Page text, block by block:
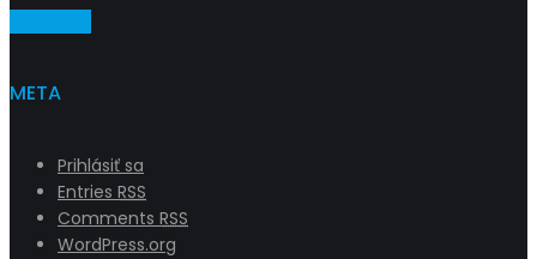
META
Prihlásiť sa
Entries RSS
Comments RSS
WordPress.org